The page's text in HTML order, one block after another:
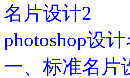
名片设计2
photoshop设
一、标准名片